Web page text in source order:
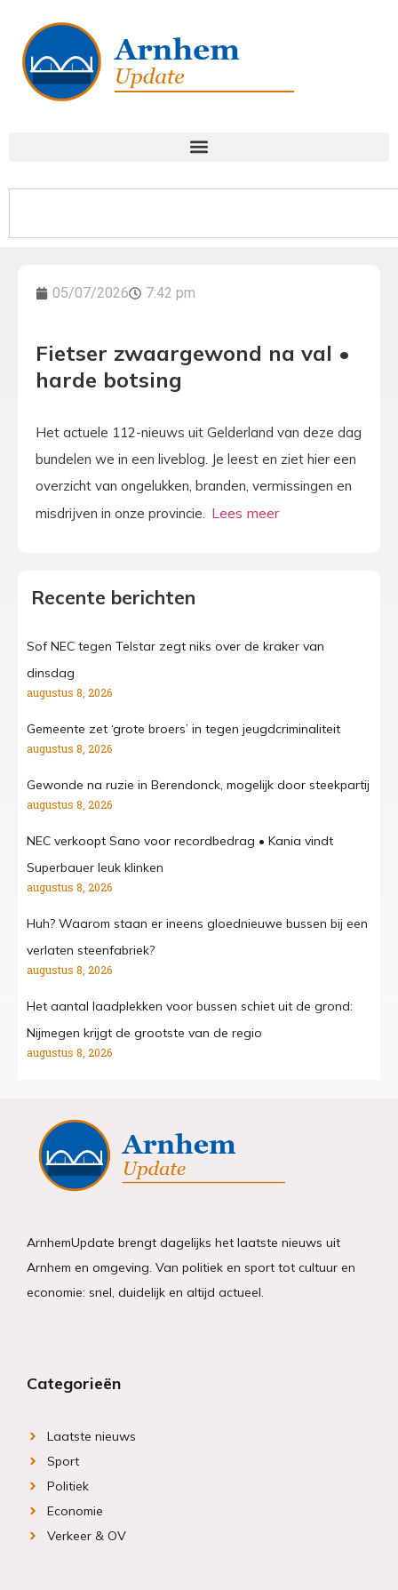
05/07/2026 7:42 pm
Fietser zwaargewond na val •
harde botsing
Het actuele 112-nieuws uit Gelderland van deze dag
bundelen we in een liveblog. Je leest en ziet hier een
overzicht van ongelukken, branden, vermissingen en
misdrijven in onze provincie.
Recente berichten
Sof NEC tegen Telstar zegt niks over de kraker van
dinsdag
augustus 8, 2026
Gemeente zet ‘grote broers’ in tegen jeugdcriminaliteit
augustus 8, 2026
Gewonde na ruzie in Berendonck, mogelijk door steekpartij
augustus 8, 2026
NEC verkoopt Sano voor recordbedrag • Kania vindt
Superbauer leuk klinken
augustus 8, 2026
Huh? Waarom staan er ineens gloednieuwe bussen bij een
verlaten steenfabriek?
augustus 8, 2026
Het aantal laadplekken voor bussen schiet uit de grond:
Nijmegen krijgt de grootste van de regio
augustus 8, 2026
ArnhemUpdate brengt dagelijks het laatste nieuws uit
Arnhem en omgeving. Van politiek en sport tot cultuur en
economie: snel, duidelijk en altijd actueel.
Categorieën
Laatste nieuws
Sport
Politiek
Economie
Verkeer & OV